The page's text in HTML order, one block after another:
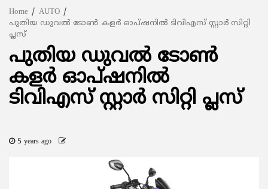
Home
AUTO
പുതിയ ഡുവല്‍ ടോണ്‍ കളര്‍ ഓപ്ഷനില്‍ ടിവിഎസ് സ്റ്റാര്‍ സിറ്റി
പ്ലസ്
പുതിയ ഡുവല്‍ ടോണ്‍
കളര്‍ ഓപ്ഷനില്‍
ടിവിഎസ് സ്റ്റാര്‍ സിറ്റി പ്ലസ്
5 years ago